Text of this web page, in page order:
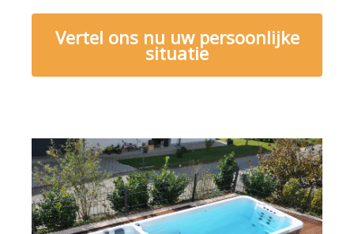
Vertel ons nu uw persoonlijke
situatie